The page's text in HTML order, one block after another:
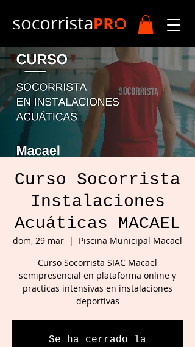
Curso Socorrista
Instalaciones
Acuáticas MACAEL
dom, 29 mar
  |
Piscina Municipal Macael
Curso Socorrista SIAC Macael
semipresencial en plataforma online y
practicas intensivas en instalaciones
deportivas
Se ha cerrado la